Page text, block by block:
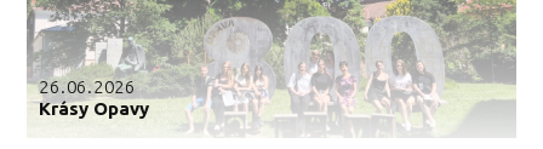
26.06.2026
Krásy Opavy